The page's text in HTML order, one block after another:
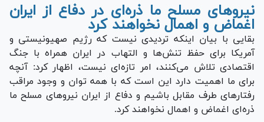
نیرو‌های مسلح ما ذره‌ای در دفاع از ایران
اغماض و اهمال نخواهند کرد
بقایی با بیان اینکه تردیدی نیست که رژیم صهیونیستی و
آمریکا برای حفظ تنش‌ها و التهاب در ایران همراه با جنگ
اقتصادی تلاش می‌کنند، امر تازه‌ای نیست، اظهار کرد: آنچه
برای ما اهمیت دارد این است که با همه توان و وجود مراقب
رفتار‌های طرف مقابل باشیم و دفاع از ایران نیرو‌های مسلح ما
ذره‌ای اغماض و اهمال نخواهند کرد.